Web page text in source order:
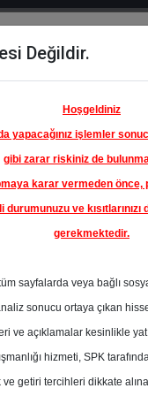
Öne
Çıkanlar
Değildir.
Hoşgeldiniz
yapacağınız işlemler
gibi zarar riskiniz de
karar vermeden önce,
durumunuzu ve
gerekmektedir.
sayfalarda veya bağlı
sonucu ortaya çıkan
ve açıklamalar kesinlikle
hizmeti, SPK
getiri tercihleri dikkate